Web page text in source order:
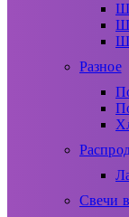
Разное
Свечи